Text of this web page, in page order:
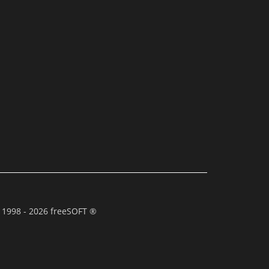
- 2026 freeSOFT ®